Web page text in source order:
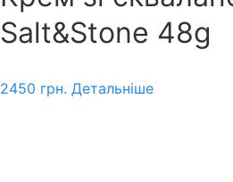
Salt&Stone 48g
2450 грн. Детальніше